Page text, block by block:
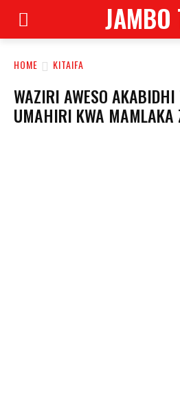
JAMBO
HOME KITAIFA
WAZIRI AWESO AKABIDHI
UMAHIRI KWA